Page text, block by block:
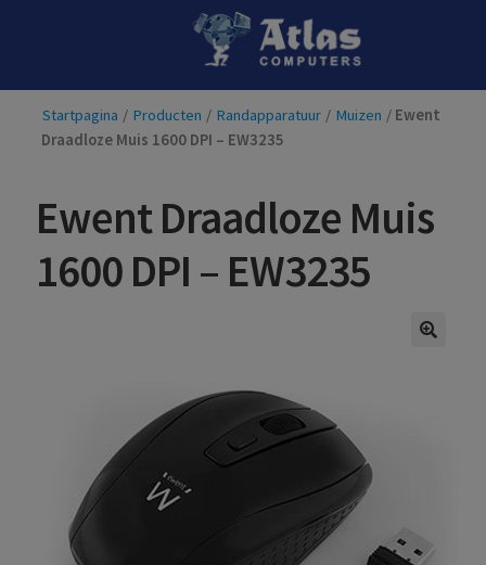
Ga
naar
navigatie
Ga
inhoud
Startpagina / Producten / Randapparatuur / Muizen / Ewent
Draadloze Muis 1600 DPI – EW3235
Ewent Draadloze Muis
1600 DPI – EW3235